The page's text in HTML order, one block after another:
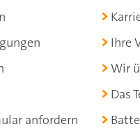
anfordern
Ihre
Wir
Das